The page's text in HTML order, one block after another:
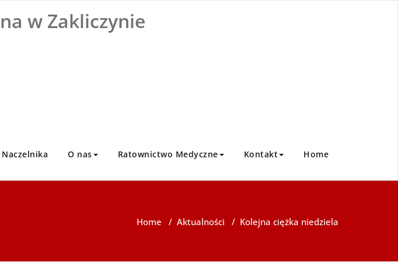
w Zakliczynie
O nas Ratownictwo Medyczne Kontakt Home
Home / Aktualności / Kolejna ciężka niedziela